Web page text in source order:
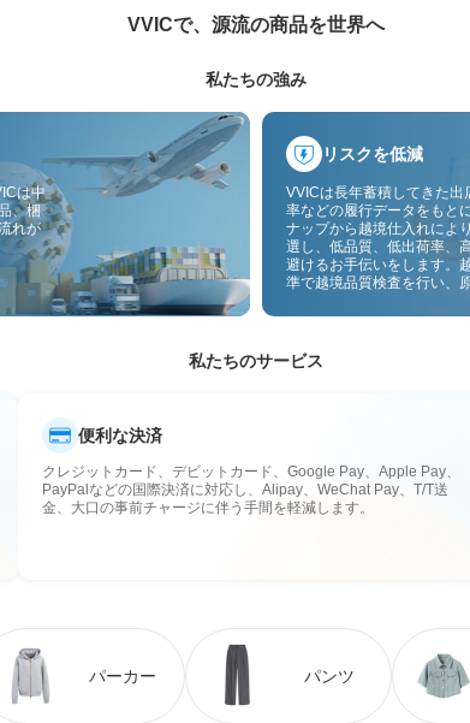
VVICで、源流の商品を世界へ
私たちの強み
は中
、梱
れが
リスクを低減
VVICは長年蓄積してきた出
率などの履行データをもと
ナップから越境仕入れによ
選し、低品質、低出荷率、
避けるお手伝いをします。
準で越境品質検査を行い、
スのリスクをさらに抑えま
私たちのサービス
便利な決済
クレジットカード、デビットカード、Google Pay、Apple Pay、
PayPalなどの国際決済に対応し、Alipay、WeChat Pay、T/T送
金、大口の事前チャージに伴う手間を軽減します。
パーカー パンツ